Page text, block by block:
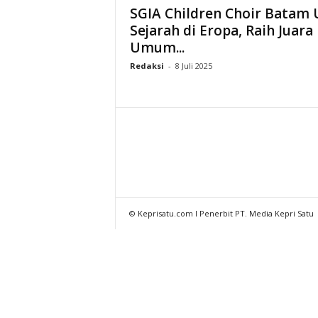
SGIA Children Choir Batam
Sejarah di Eropa, Raih Juara
Umum...
Redaksi - 8 Juli 2025
© Keprisatu.com I Penerbit PT. Media Kepri Satu